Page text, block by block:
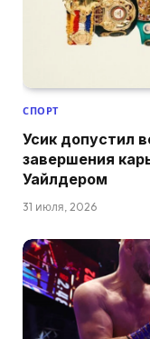
СПОРТ
Усик допустил
завершения
Уайлдером
31 июля, 2026